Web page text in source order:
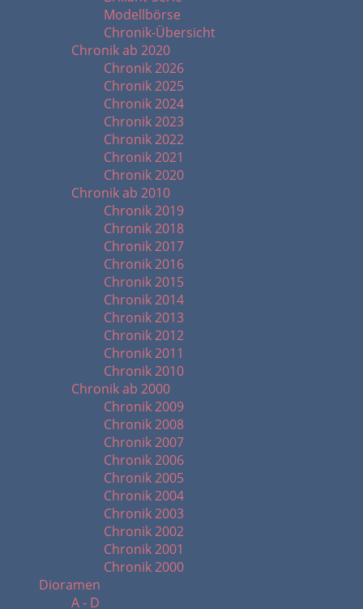
Modellbörse
Chronik-Übersicht
Chronik ab 2020
Chronik 2026
Chronik 2025
Chronik 2024
Chronik 2023
Chronik 2022
Chronik 2021
Chronik 2020
Chronik ab 2010
Chronik 2019
Chronik 2018
Chronik 2017
Chronik 2016
Chronik 2015
Chronik 2014
Chronik 2013
Chronik 2012
Chronik 2011
Chronik 2010
Chronik ab 2000
Chronik 2009
Chronik 2008
Chronik 2007
Chronik 2006
Chronik 2005
Chronik 2004
Chronik 2003
Chronik 2002
Chronik 2001
Chronik 2000
Dioramen
A - D